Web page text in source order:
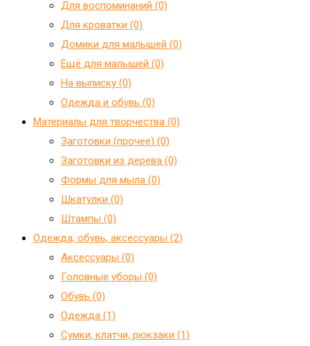
Для воспоминаний (0)
Для кроватки (0)
Домики для малышей (0)
Ещё для малышей (0)
На выписку (0)
Одежда и обувь (0)
Материалы для творчества (0)
Заготовки (прочее) (0)
Заготовки из дерева (0)
Формы для мыла (0)
Шкатулки (0)
Штампы (0)
Одежда, обувь, аксессуары (2)
Аксессуары (0)
Головные уборы (0)
Обувь (0)
Одежда (1)
Сумки, клатчи, рюкзаки (1)